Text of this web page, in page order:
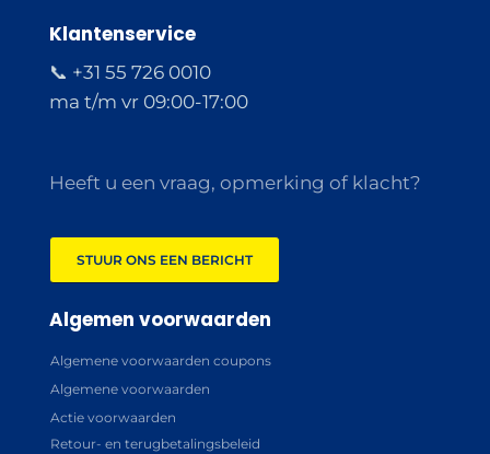
Klantenservice
📞 +31 55 726 0010
ma t/m vr 09:00-17:00
Heeft u een vraag, opmerking of klacht?
STUUR ONS EEN BERICHT
Algemen voorwaarden
Algemene voorwaarden coupons
Algemene voorwaarden
Actie voorwaarden
Retour- en terugbetalingsbeleid